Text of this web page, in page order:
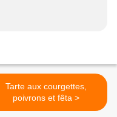
Tarte aux courgettes,
poivrons et fêta >